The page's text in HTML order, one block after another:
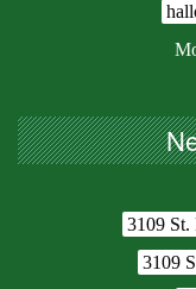
3109 St.
3109